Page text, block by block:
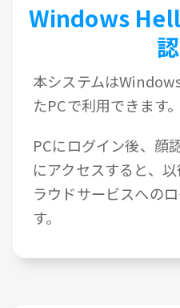
Windows
本システムは
たPCで利用できます。
PCにログイン後、顔
にアクセスすると、
ラウドサービスへの
す。